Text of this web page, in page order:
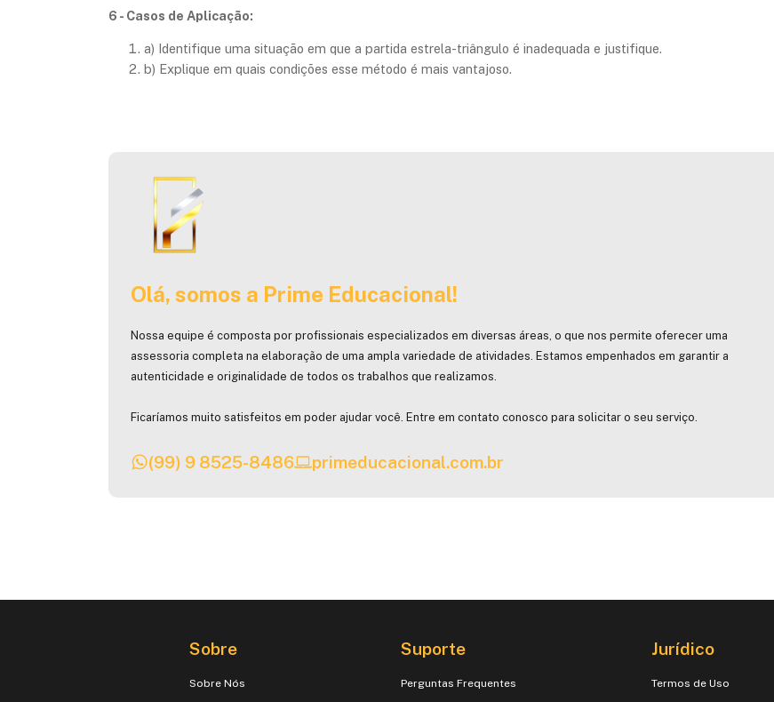
6 - Casos de Aplicação:
a) Identifique uma situação em que a partida estrela-triângulo é inadequada e justifique.
b) Explique em quais condições esse método é mais vantajoso.
Olá, somos a Prime Educacional!
Nossa equipe é composta por profissionais especializados em diversas áreas, o que nos permite oferecer uma
assessoria completa na elaboração de uma ampla variedade de atividades. Estamos empenhados em garantir a
autenticidade e originalidade de todos os trabalhos que realizamos.
Ficaríamos muito satisfeitos em poder ajudar você. Entre em contato conosco para solicitar o seu serviço.
(99) 9 8525-8486 primeducacional.com.br
Sobre
Sobre Nós
Suporte
Perguntas Frequentes
Jurídico
Termos de Uso